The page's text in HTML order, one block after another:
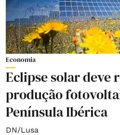
Economia
Eclipse solar deve
produção
Península Ibérica
DN/Lusa